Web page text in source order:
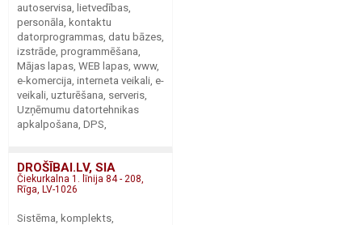
autoservisa, lietvedības,
personāla, kontaktu
datorprogrammas, datu bāzes,
izstrāde, programmēšana,
Mājas lapas, WEB lapas, www,
e-komercija, interneta veikali, e-
veikali, uzturēšana, serveris,
Uzņēmumu datortehnikas
apkalpošana, DPS,
DROŠĪBAI.LV, SIA
Čiekurkalna 1. līnija 84 - 208,
Rīga, LV-1026
Sistēma, komplekts,